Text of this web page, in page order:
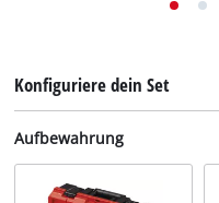
Konfiguriere dein Set
Aufbewahrung